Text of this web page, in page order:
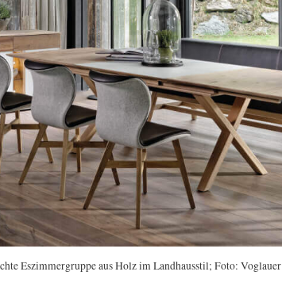
Eszimmergruppe aus Holz im Landhausstil; Foto: Voglauer